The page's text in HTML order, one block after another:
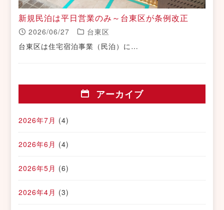
新規民泊は平日営業のみ～台東区が条例改正
2026/06/27
台東区
台東区は住宅宿泊事業（民泊）に…
アーカイブ
2026年7月 (4)
2026年6月 (4)
2026年5月 (6)
2026年4月 (3)